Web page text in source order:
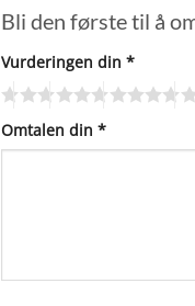
Bli den første til å
Vurderingen din *
Omtalen din *